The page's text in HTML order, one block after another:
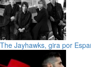
The Jayhawks, gira por